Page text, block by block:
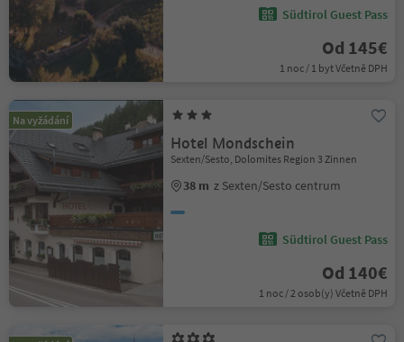
Südtirol Guest Pass
Od 145€
1 noc / 1 byt Včetně DPH
Na vyžádání
Hotel Mondschein
Sexten/Sesto, Dolomites Region 3 Zinnen
38 m z Sexten/Sesto centrum
Südtirol Guest Pass
Od 140€
1 noc / 2 osob(y) Včetně DPH